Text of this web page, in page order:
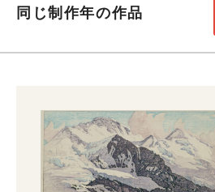
同じ制作年の作品